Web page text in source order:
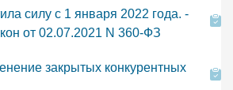
силу с 1 января 2022 года. -
от 02.07.2021 N 360-ФЗ
закрытых конкурентных